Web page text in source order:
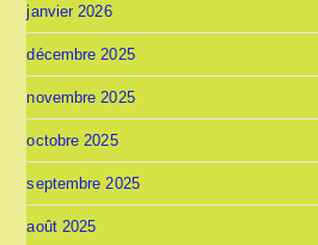
janvier 2026
décembre 2025
novembre 2025
octobre 2025
septembre 2025
août 2025